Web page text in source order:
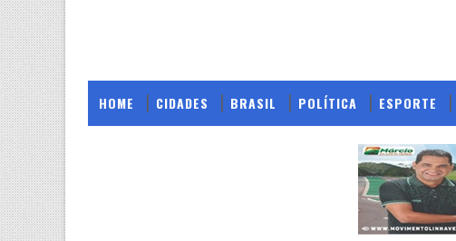
HOME CIDADES BRASIL POLÍTICA ESPORTE